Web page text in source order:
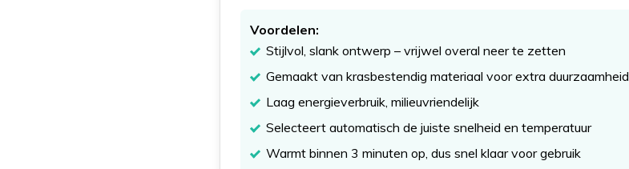
Voordelen:
Stijlvol, slank ontwerp – vrijwel overal neer te zetten
Gemaakt van krasbestendig materiaal voor extra duurzaamheid
Laag energieverbruik, milieuvriendelijk
Selecteert automatisch de juiste snelheid en temperatuur
Warmt binnen 3 minuten op, dus snel klaar voor gebruik